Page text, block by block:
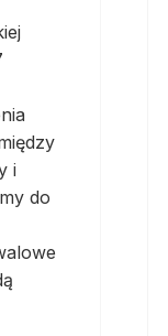
i
do